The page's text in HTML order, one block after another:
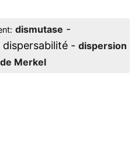
dismutase -
dispersabilité - dispersion
Merkel